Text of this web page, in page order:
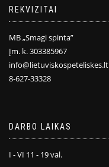
REKVIZITAI
MB „Smagi spinta”
Įm. k. 303385967
info@lietuviskospeteliskes.lt
8-627-33328
DARBO LAIKAS
I - VI 11 - 19 val.